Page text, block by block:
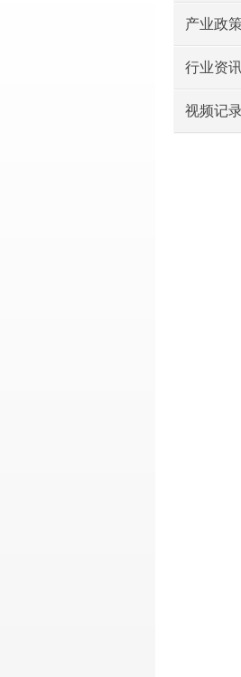
产业政
行业资
视频记